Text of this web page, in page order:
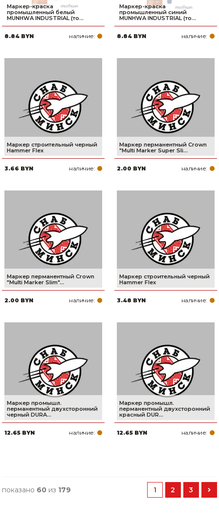
Маркер-краска
промышленный белый
MUNHWA INDUSTRIAL (то...
8.84 BYN наличие:
Маркер-краска
промышленный синий
MUNHWA INDUSTRIAL (то...
8.84 BYN наличие:
Маркер строительный черный
Hammer Flex
3.66 BYN наличие:
Маркер перманентный Crown
"Multi Marker Super Sli...
2.00 BYN наличие:
Маркер перманентный Crown
"Multi Marker Slim"...
2.00 BYN наличие:
Маркер строительный черный
Hammer Flex
3.48 BYN наличие:
Маркер промышл.
перманентный двухсторонний
черный DURA...
12.65 BYN наличие:
Маркер промышл.
перманентный двухсторонний
красный DUR...
12.65 BYN наличие:
показано 60 из 179 1 2 3